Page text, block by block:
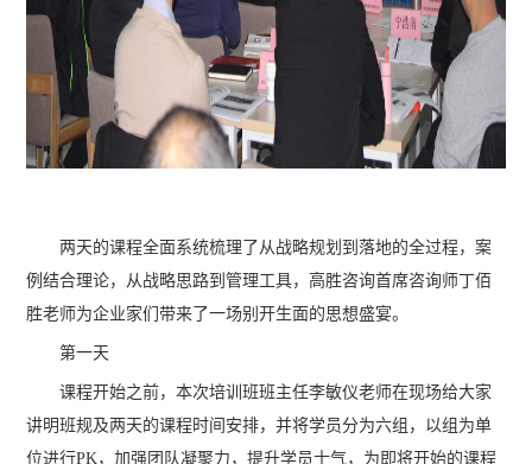
两天的课程全面系统梳理了从战略规划到落地的全过程，案
例结合理论，从战略思路到管理工具，高胜咨询首席咨询师丁佰
胜老师为企业家们带来了一场别开生面的思想盛宴。
第一天
课程开始之前，本次培训班班主任李敏仪老师在现场给大家
讲明班规及两天的课程时间安排，并将学员分为六组，以组为单
位进行PK，加强团队凝聚力，提升学员士气，为即将开始的课程